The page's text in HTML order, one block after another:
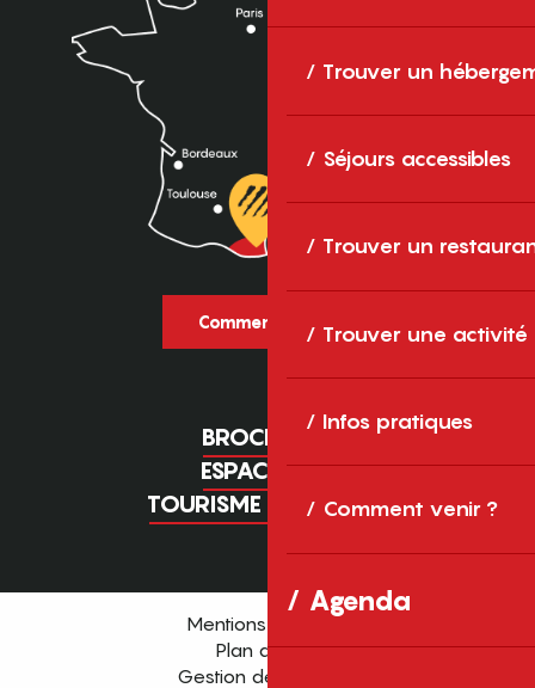
Trouver un
Séjours accessibles
Trouver un
Trouver une activité
Infos pratiques
Comment venir ?
Agenda
Comment venir ?
BROCHURES
ESPACE PRO
TOURISME D'AFFAIRES
Mentions légales
Plan du site
Gestion des cookies